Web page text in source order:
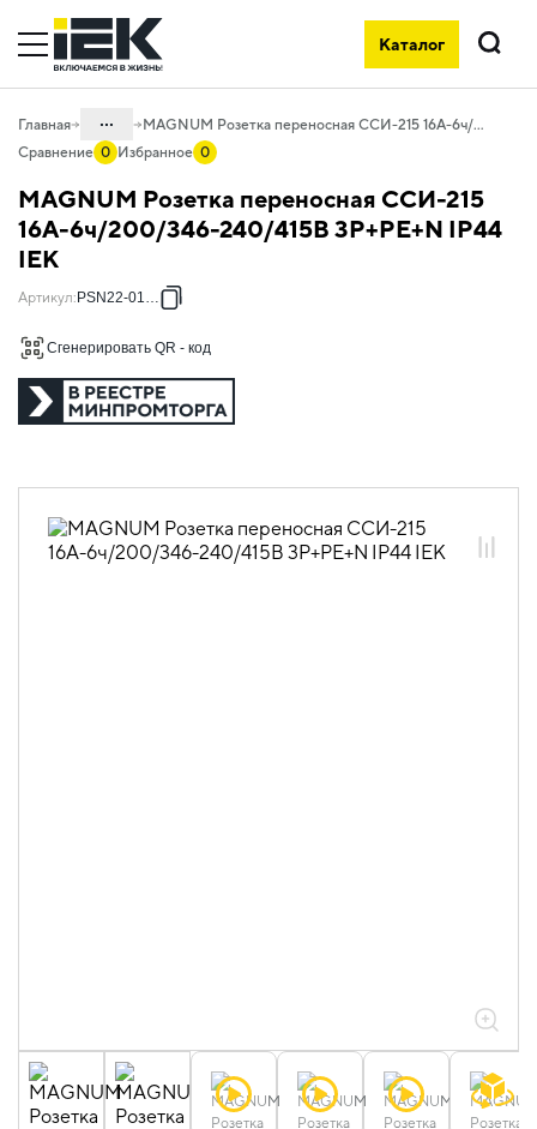
Каталог
Поиск
Главная ...
06. Изделия электроустановочные,
удлинители и силовые разъемы
06.05.01.03 Розетки переносные
MAGNUM Розетка переносная ССИ-215 16А-6ч/200/346-240/415В 3P+PE+N IP44 IEK
Сравнение 0 Избранное 0
MAGNUM Розетка переносная ССИ-215
16А-6ч/200/346-240/415В 3P+PE+N IP44
IEK
Артикул: PSN22-016-5
Сгенерировать QR - код